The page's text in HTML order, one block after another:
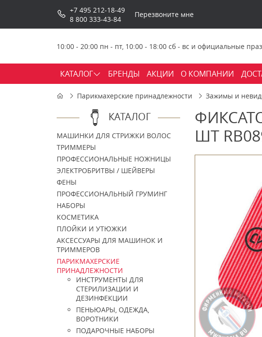
+7 495 212-18-49
8 800 333-43-84
Перезвоните мне
10:00 - 20:00 пн - пт, 10:00 - 18:00 сб - вс и официальные
КАТАЛОГ БРЕНДЫ АКЦИИ О КОМПАНИИ
Парикмахерские принадлежности Зажимы и
КАТАЛОГ
МАШИНКИ ДЛЯ СТРИЖКИ ВОЛОС
ТРИММЕРЫ
ПРОФЕССИОНАЛЬНЫЕ НОЖНИЦЫ
ЭЛЕКТРОБРИТВЫ / ШЕЙВЕРЫ
ФЕНЫ
ПРОФЕССИОНАЛЬНЫЙ ГРУМИНГ
НАБОРЫ
КОСМЕТИКА
ПЛОЙКИ И УТЮЖКИ
АКСЕССУАРЫ ДЛЯ МАШИНОК И
ТРИММЕРОВ
ПАРИКМАХЕРСКИЕ
ПРИНАДЛЕЖНОСТИ
ИНСТРУМЕНТЫ ДЛЯ
СТЕРИЛИЗАЦИИ И
ДЕЗИНФЕКЦИИ
ПЕНЬЮАРЫ, ОДЕЖДА,
ВОРОТНИКИ
ПОДАРОЧНЫЕ НАБОРЫ
ШТ